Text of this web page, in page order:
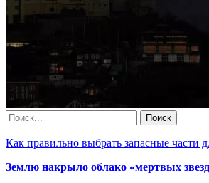
Как правильно выбрать запасные части
Землю накрыло облако «мертвых